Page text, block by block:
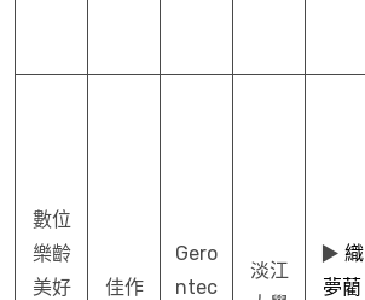
數位
樂齡
美好
佳作
Gero
ntec
淡江
▶︎ 織
夢藺